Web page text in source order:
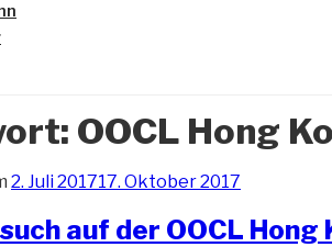
OOCL Hong
2. Juli 201717. Oktober 2017
auf der OOCL Hong